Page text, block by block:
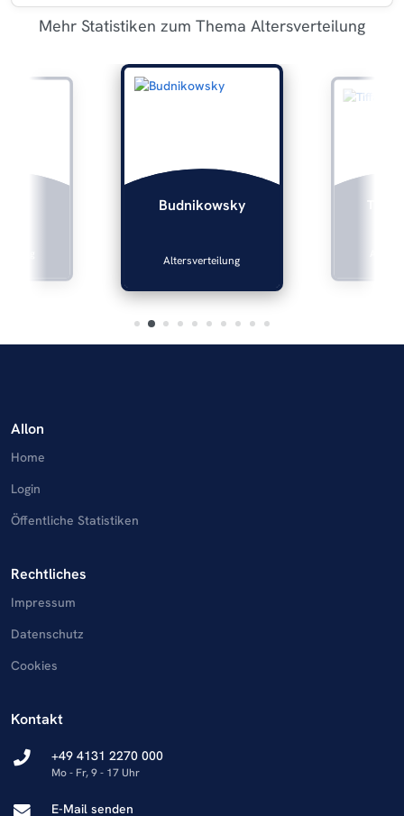
Mehr Statistiken zum Thema Altersverteilung
Budnikowsky
Altersverteilung
AIlon
Home
Login
Öffentliche Statistiken
Rechtliches
Impressum
Datenschutz
Cookies
Kontakt
+49 4131 2270 000
Mo - Fr, 9 - 17 Uhr
E-Mail senden